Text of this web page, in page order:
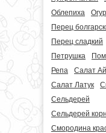
Облепиха
Перец
Перец сладкий
Петрушка
Репа
Салат
Салат Латук
Сельдерей
Сельдерей
Смородина